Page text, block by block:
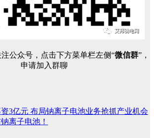
公众号，点击下方菜单栏左侧“微信群”，
申请加入群聊
3亿元 布局钠离子电池业务抢抓产业机会
离子电池！